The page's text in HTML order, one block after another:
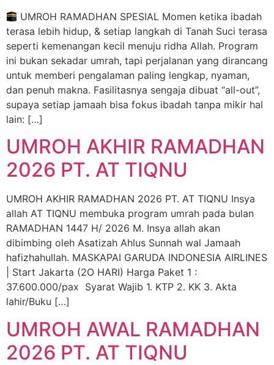
UMROH RAMADHAN SPESIAL Momen ketika ibadah
terasa lebih hidup, & setiap langkah di Tanah Suci terasa
seperti kemenangan kecil menuju ridha Allah. Program
ini bukan sekadar umrah, tapi perjalanan yang dirancang
untuk memberi pengalaman paling lengkap, nyaman,
dan penuh makna. Fasilitasnya sengaja dibuat “all-out”,
supaya setiap jamaah bisa fokus ibadah tanpa mikir hal
lain: […]
UMROH AKHIR RAMADHAN
2026 PT. AT TIQNU
UMROH AKHIR RAMADHAN 2026 PT. AT TIQNU Insya
allah AT TIQNU membuka program umrah pada bulan
RAMADHAN 1447 H/ 2026 M. Insya allah akan
dibimbing oleh Asatizah Ahlus Sunnah wal Jamaah
hafizhahullah. MASKAPAI GARUDA INDONESIA AIRLINES
| Start Jakarta (2O HARI) Harga Paket 1 :
37.600.000/pax Syarat Wajib 1. KTP 2. KK 3. Akta
lahir/Buku […]
UMROH AWAL RAMADHAN
2026 PT. AT TIQNU